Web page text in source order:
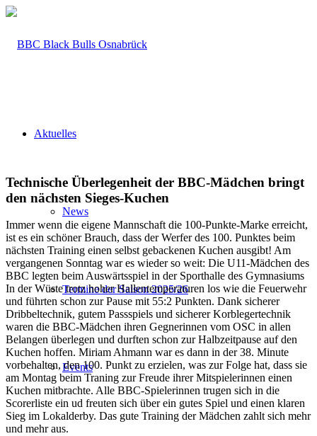
Aktuelles
News
Termine der Saison 2025/26
Events
Technische Überlegenheit der BBC-Mädchen bringt
den nächsten Sieges-Kuchen
Immer wenn die eigene Mannschaft die 100-Punkte-Marke erreicht,
ist es ein schöner Brauch, dass der Werfer des 100. Punktes beim
nächsten Training einen selbst gebackenen Kuchen ausgibt! Am
vergangenen Sonntag war es wieder so weit: Die U11-Mädchen des
BBC legten beim Auswärtsspiel in der Sporthalle des Gymnasiums
In der Wüste trotz hoher Hallentemperaturen los wie die Feuerwehr
und führten schon zur Pause mit 55:2 Punkten. Dank sicherer
Dribbeltechnik, gutem Passspiels und sicherer Korblegertechnik
waren die BBC-Mädchen ihren Gegnerinnen vom OSC in allen
Belangen überlegen und durften schon zur Halbzeitpause auf den
Kuchen hoffen. Miriam Ahmann war es dann in der 38. Minute
vorbehalten, den 100. Punkt zu erzielen, was zur Folge hat, dass sie
am Montag beim Traning zur Freude ihrer Mitspielerinnen einen
Kuchen mitbrachte. Alle BBC-Spielerinnen trugen sich in die
Scorerliste ein ud freuten sich über ein gutes Spiel und einen klaren
Sieg im Lokalderby. Das gute Training der Mädchen zahlt sich mehr
und mehr aus.